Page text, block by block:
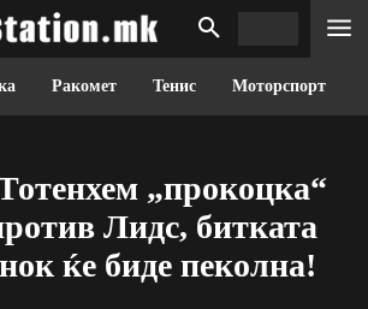
Ракомет Тенис Моторспорт
„прокоцка“
Лидс, битката
ќе биде пеколна!